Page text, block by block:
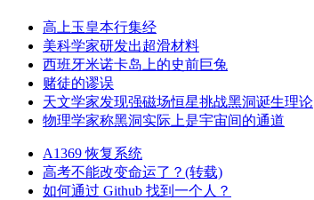
高上玉皇本行集经
美科学家研发出超滑材料
西班牙米诺卡岛上的史前巨兔
赌徒的谬误
天文学家发现强磁场恒星挑战黑洞诞生理论
物理学家称黑洞实际上是宇宙间的通道
A1369 恢复系统
高考不能改变命运了？(转载)
如何通过 Github 找到一个人？